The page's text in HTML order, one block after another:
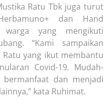
Ratu Tbk juga turut
dan Hand
yang mengikuti
“Kami sampaikan
yang ikut membantu
Covid-19. Mudah-
dan menjadi
kata Ruhimat.